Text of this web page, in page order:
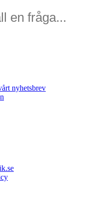
nyhetsbrev